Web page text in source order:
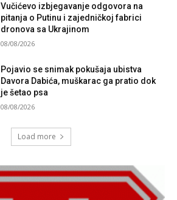
Vučićevo izbjegavanje odgovora na
pitanja o Putinu i zajedničkoj fabrici
dronova sa Ukrajinom
08/08/2026
Pojavio se snimak pokušaja ubistva
Davora Dabića, muškarac ga pratio dok
je šetao psa
08/08/2026
Load more